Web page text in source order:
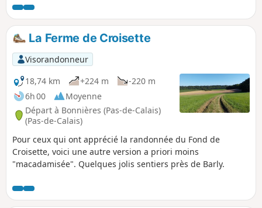
chemins d'exploitation. Pique-nique possible sur la place.
On peut enchaîner avec la randonnée "Les pâtis au départ
de Barly" pour un total de 20 km.
La Ferme de Croisette
Visorandonneur
18,74 km
+224 m
-220 m
6h 00
Moyenne
Départ à Bonnières (Pas-de-Calais)
(Pas-de-Calais)
Pour ceux qui ont apprécié la randonnée du Fond de
Croisette, voici une autre version a priori moins
"macadamisée". Quelques jolis sentiers près de Barly.